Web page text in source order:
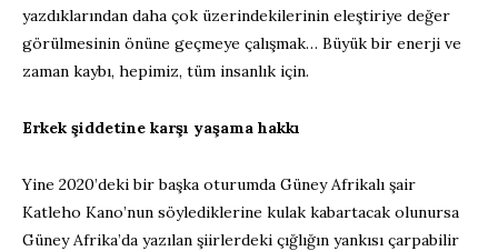
yazdıklarından daha çok üzerindekilerinin eleştiriye değer
görülmesinin önüne geçmeye çalışmak… Büyük bir enerji ve
zaman kaybı, hepimiz, tüm insanlık için.
Erkek şiddetine karşı yaşama hakkı
Yine 2020’deki bir başka oturumda Güney Afrikalı şair
Katleho Kano’nun söylediklerine kulak kabartacak olunursa
Güney Afrika’da yazılan şiirlerdeki çığlığın yankısı çarpabilir